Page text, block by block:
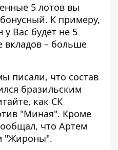
5 лотов вы
К примеру,
у Вас будет не 5
вкладов – больше
писали, что состав
бразильским
как СК
"Миная". Кроме
что Артем
"Жироны".